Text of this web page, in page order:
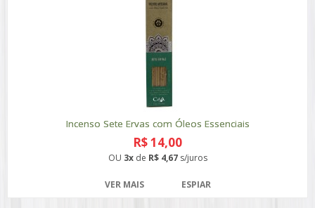
Incenso Sete Ervas com Óleos Essenciais
R$ 14,00
OU 3xde R$ 4,67s/juros
VER MAIS ESPIAR